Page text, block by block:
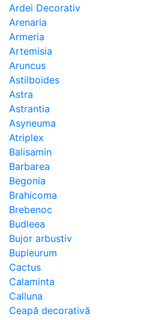
Ardei Decorativ
Arenaria
Armeria
Artemisia
Aruncus
Astilboides
Astra
Astrantia
Asyneuma
Atriplex
Balisamin
Barbarea
Begonia
Brahicoma
Brebenoc
Budleea
Bujor arbustiv
Bupleurum
Cactus
Calaminta
Calluna
Ceapă decorativă